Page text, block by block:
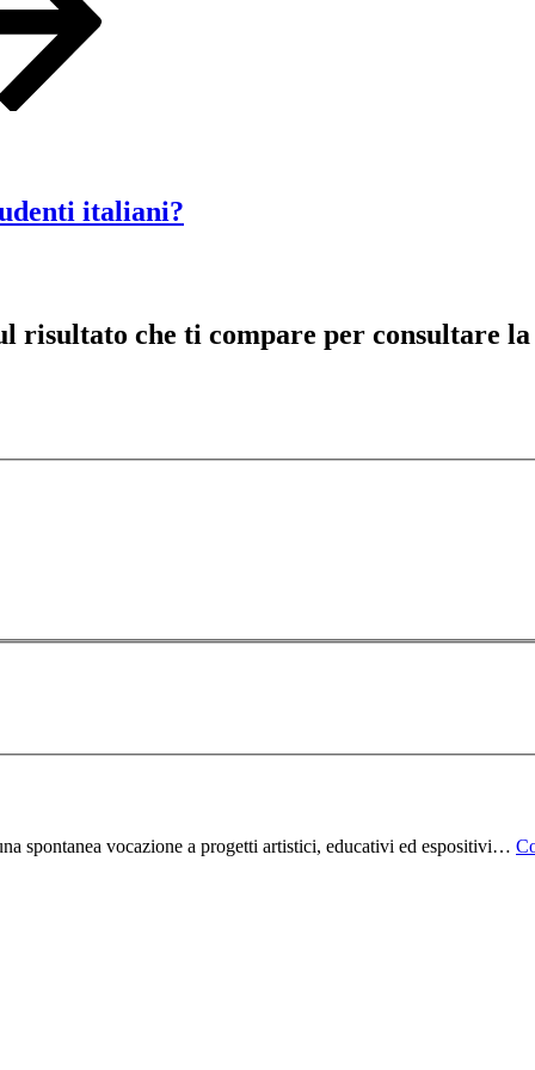
italiani?
che ti compare per consultare la
spontanea vocazione a progetti artistici, educativi ed espositivi…